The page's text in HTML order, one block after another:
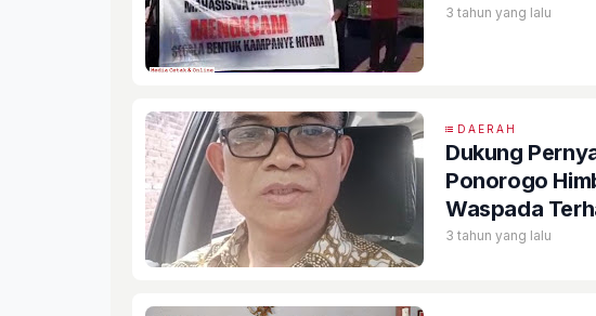
3 tahun yang lalu
DAERAH
Dukung
Ponorogo
Waspada
3 tahun yang lalu